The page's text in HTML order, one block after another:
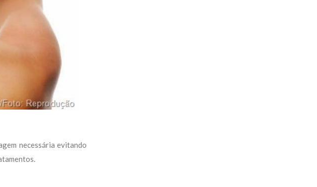
necessária evitando